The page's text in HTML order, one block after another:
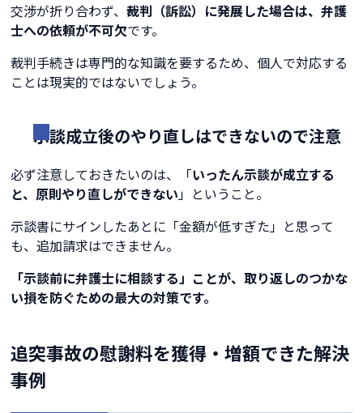
交渉が折り合わず、裁判（訴訟）に発展した場合は、弁護
士への依頼が不可欠です。
裁判手続きは専門的な知識を要するため、個人で対応する
ことは現実的ではないでしょう。
示談成立後のやり直しはできないので注意
必ず注意しておきたいのは、「いったん示談が成立する
と、原則やり直しができない」ということ。
示談書にサインしたあとに「金額が低すぎた」と思って
も、追加請求はできません。
「示談前に弁護士に相談する」ことが、取り返しのつかな
い損を防ぐための最大の対策です。
追突事故の慰謝料を獲得・増額できた解決
事例